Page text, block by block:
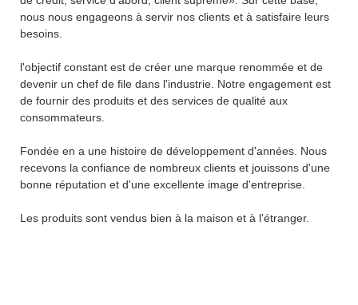
nous nous engageons à servir nos clients et à satisfaire leurs
besoins.
l'objectif constant est de créer une marque renommée et de
devenir un chef de file dans l'industrie. Notre engagement est
de fournir des produits et des services de qualité aux
consommateurs.
Fondée en a une histoire de développement d'années. Nous
recevons la confiance de nombreux clients et jouissons d'une
bonne réputation et d'une excellente image d'entreprise.
Les produits sont vendus bien à la maison et à l'étranger.